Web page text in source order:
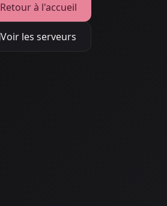
Retour à l'accueil
Voir les serveurs